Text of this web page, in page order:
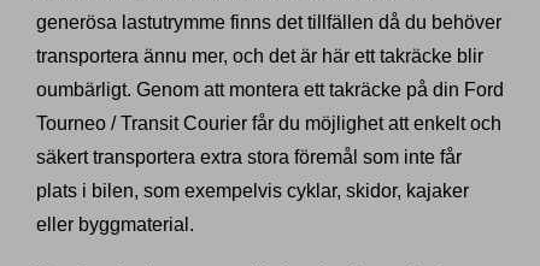
generösa lastutrymme finns det tillfällen då du behöver
transportera ännu mer, och det är här ett takräcke blir
oumbärligt. Genom att montera ett takräcke på din Ford
Tourneo / Transit Courier får du möjlighet att enkelt och
säkert transportera extra stora föremål som inte får
plats i bilen, som exempelvis cyklar, skidor, kajaker
eller byggmaterial.